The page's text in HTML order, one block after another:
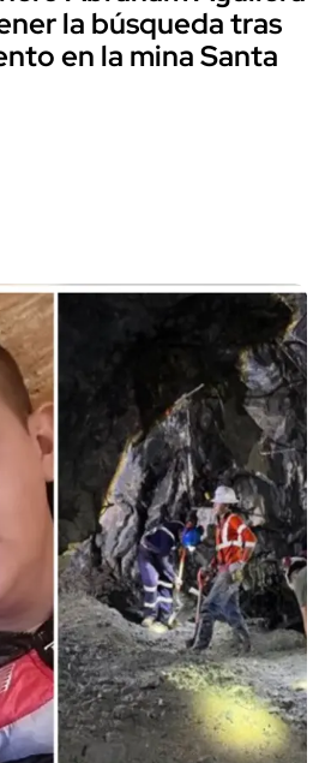
la búsqueda tras
en la mina Santa